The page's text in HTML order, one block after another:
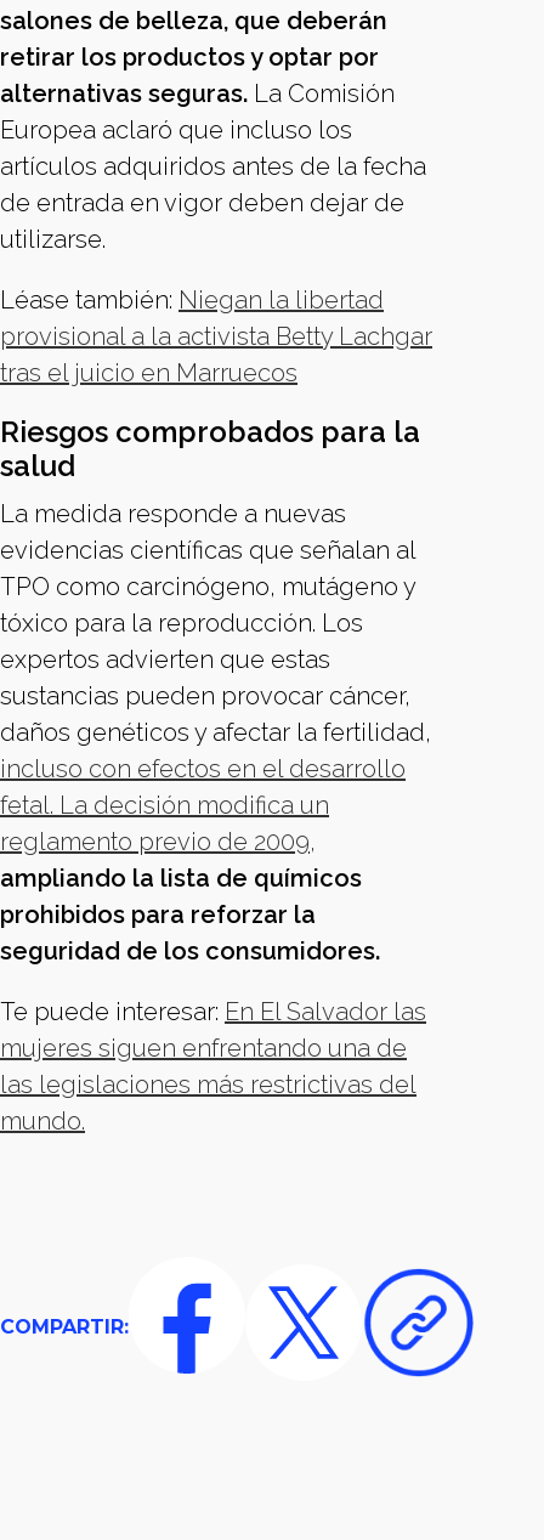
salones de belleza, que deberán
retirar los productos y optar por
alternativas seguras. La Comisión
Europea aclaró que incluso los
artículos adquiridos antes de la fecha
de entrada en vigor deben dejar de
utilizarse.
Léase también: Niegan la libertad
provisional a la activista Betty Lachgar
tras el juicio en Marruecos
Riesgos comprobados para la
salud
La medida responde a nuevas
evidencias científicas que señalan al
TPO como carcinógeno, mutágeno y
tóxico para la reproducción. Los
expertos advierten que estas
sustancias pueden provocar cáncer,
daños genéticos y afectar la fertilidad,
incluso con efectos en el desarrollo
fetal. La decisión modifica un
reglamento previo de 2009,
ampliando la lista de químicos
prohibidos para reforzar la
seguridad de los consumidores.
Te puede interesar: En El Salvador las
mujeres siguen enfrentando una de
las legislaciones más restrictivas del
mundo.
COMPARTIR: